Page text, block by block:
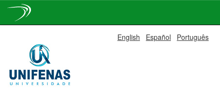
navigation
English Español Português